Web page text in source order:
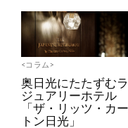
<コラム>
奥日光にたたずむ
ジュアリーホテル
「ザ・リッツ・カ
トン日光」